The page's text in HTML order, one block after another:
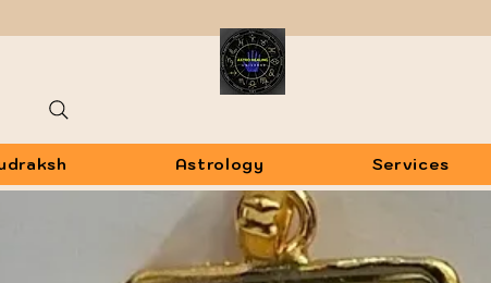
Astrology Services